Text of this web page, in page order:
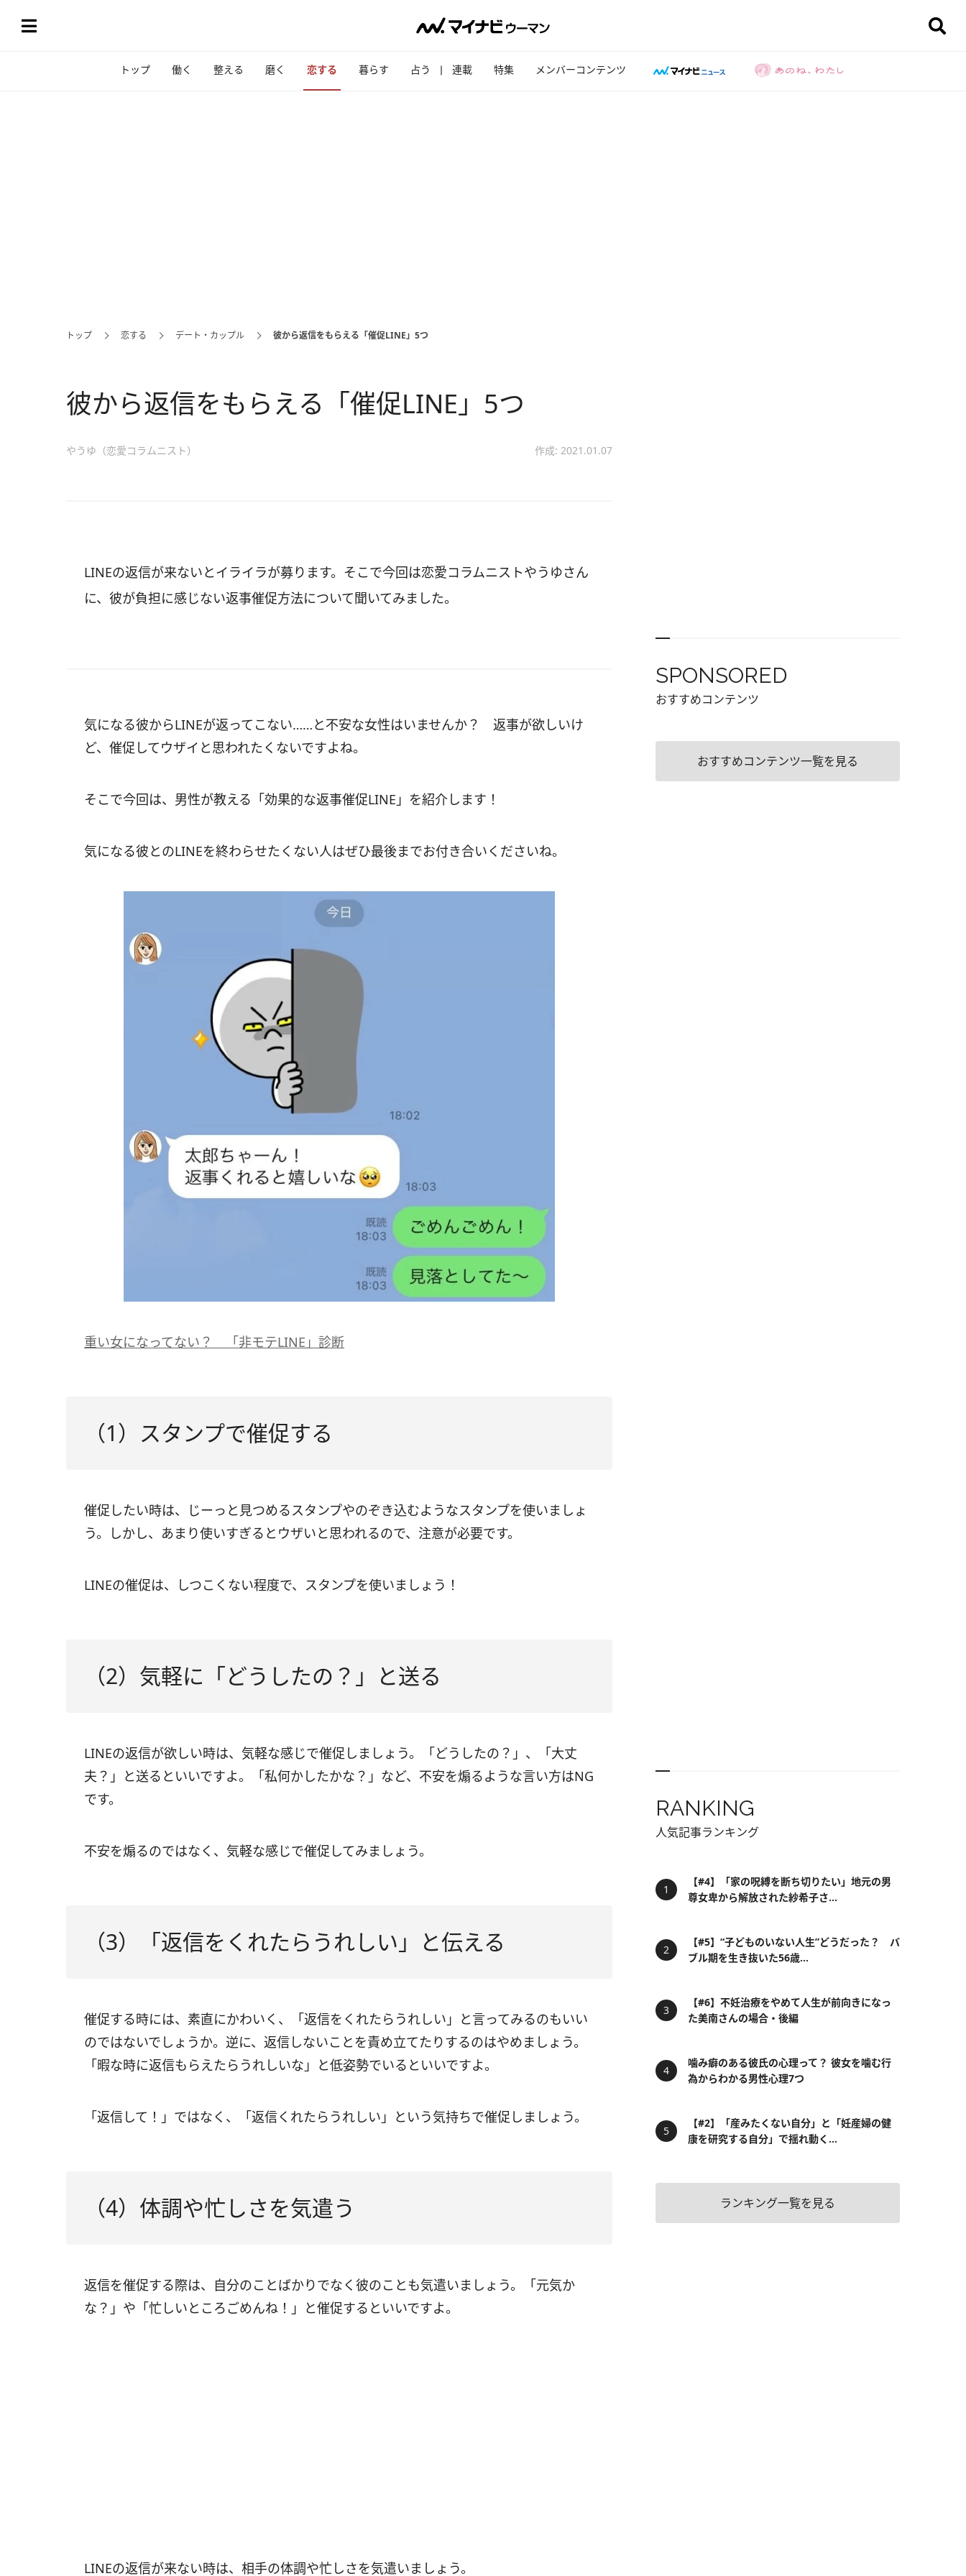
トップ 働く 整える 磨く 恋する 暮らす 占う 連載 特集 メンバーコンテンツ
トップ 恋する デート・カップル 彼から返信をもらえる「催促LINE」5つ
彼から返信をもらえる「催促LINE」5つ
やうゆ（恋愛コラムニスト） 作成: 2021.01.07
LINEの返信が来ないとイライラが募ります。そこで今回は恋愛コラムニストやうゆさん
に、彼が負担に感じない返事催促方法について聞いてみました。
気になる彼からLINEが返ってこない……と不安な女性はいませんか？ 返事が欲しいけ
ど、催促してウザイと思われたくないですよね。
そこで今回は、男性が教える「効果的な返事催促LINE」を紹介します！
気になる彼とのLINEを終わらせたくない人はぜひ最後までお付き合いくださいね。
重い女になってない？ 「非モテLINE」診断
（1）スタンプで催促する
催促したい時は、じーっと見つめるスタンプやのぞき込むようなスタンプを使いましょ
う。しかし、あまり使いすぎるとウザいと思われるので、注意が必要です。
LINEの催促は、しつこくない程度で、スタンプを使いましょう！
（2）気軽に「どうしたの？」と送る
LINEの返信が欲しい時は、気軽な感じで催促しましょう。「どうしたの？」、「大丈
夫？」と送るといいですよ。「私何かしたかな？」など、不安を煽るような言い方はNG
です。
不安を煽るのではなく、気軽な感じで催促してみましょう。
（3）「返信をくれたらうれしい」と伝える
催促する時には、素直にかわいく、「返信をくれたらうれしい」と言ってみるのもいい
のではないでしょうか。逆に、返信しないことを責め立てたりするのはやめましょう。
「暇な時に返信もらえたらうれしいな」と低姿勢でいるといいですよ。
「返信して！」ではなく、「返信くれたらうれしい」という気持ちで催促しましょう。
（4）体調や忙しさを気遣う
返信を催促する際は、自分のことばかりでなく彼のことも気遣いましょう。「元気か
な？」や「忙しいところごめんね！」と催促するといいですよ。
LINEの返信が来ない時は、相手の体調や忙しさを気遣いましょう。
SPONSORED
おすすめコンテンツ
おすすめコンテンツ一覧を見る
RANKING
人気記事ランキング
【#4】「家の呪縛を断ち切りたい」地元の男
尊女卑から解放された紗希子さ...
【#5】“子どものいない人生”どうだった？ バ
ブル期を生き抜いた56歳...
【#6】不妊治療をやめて人生が前向きになっ
た美南さんの場合・後編
噛み癖のある彼氏の心理って？ 彼女を噛む行
為からわかる男性心理7つ
【#2】「産みたくない自分」と「妊産婦の健
康を研究する自分」で揺れ動く...
ランキング一覧を見る